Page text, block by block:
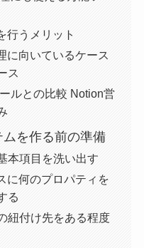
行うメリット
に向いているケース
ス
ルとの比較 Notion営
を作る前の準備
本項目を洗い出す
に何のプロパティを
る
紐付け先をある程度